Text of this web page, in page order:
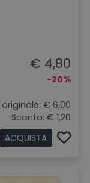
€ 4,80
-20%
originale: € 6,00
Sconto: € 1,20
ACQUISTA